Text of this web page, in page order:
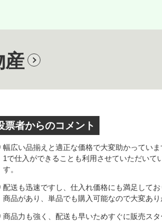
産
票者からのコメント
幅広い品揃えと適正な価格で大変助かってい
1で仕入ができることも利用させていただいて
す。
配送も迅速ですし、仕入れ価格にも満足して
商品があり、単品でも購入可能なので大変あり
商品力も強く、配送も早いためすぐに販売ス